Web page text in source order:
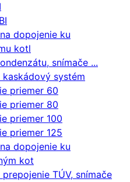
dopojenie ku
kotl
snímače ...
kaskádový systém
priemer 60
priemer 80
priemer 100
priemer 125
dopojenie ku
kot
TÚV, snímače